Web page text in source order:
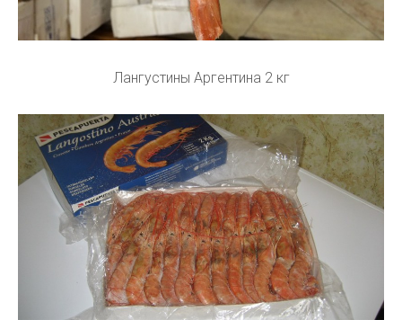
Лангустины Аргентина 2 кг